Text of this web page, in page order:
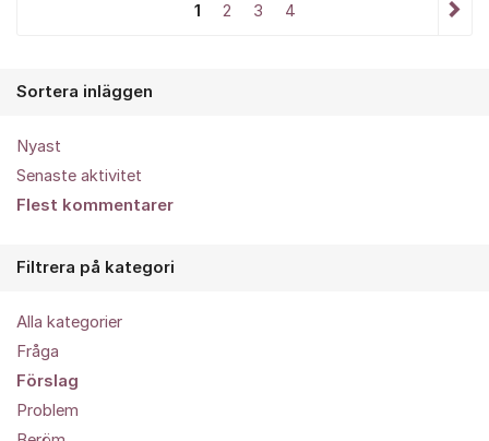
1 2 3 4
Sortera inläggen
Nyast
Senaste aktivitet
Flest kommentarer
Filtrera på kategori
Alla kategorier
Fråga
Förslag
Problem